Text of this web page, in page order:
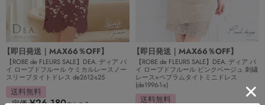
【即日発送｜MAX66％OFF】
【ROBE de FLEURS SALE】DEA. ディア バ
イ ローブドフルール ケミカルレースノー
スリーブタイトドレス de2612-s25
送料無料
【即日発送｜MAX66％OFF】
【ROBE de FLEURS SALE】DEA. ディア バ
イ ローブドフルール ピンクベージュ 刺繍
レース×ペプラムタイトミニドレス
(de1996-1-s)
送料無料